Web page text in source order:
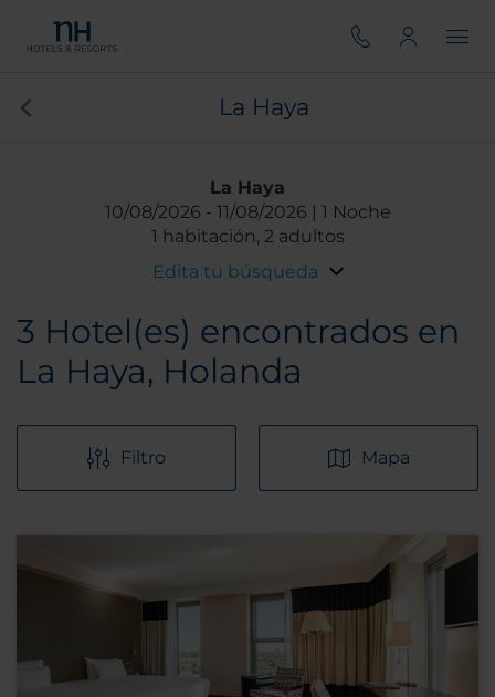
La Haya
La Haya
10/08/2026
11/08/2026
1 Noche
1 habitación, 2 adultos
Edita tu búsqueda
3 Hotel(es) encontrados en
La Haya, Holanda
Filtro Mapa